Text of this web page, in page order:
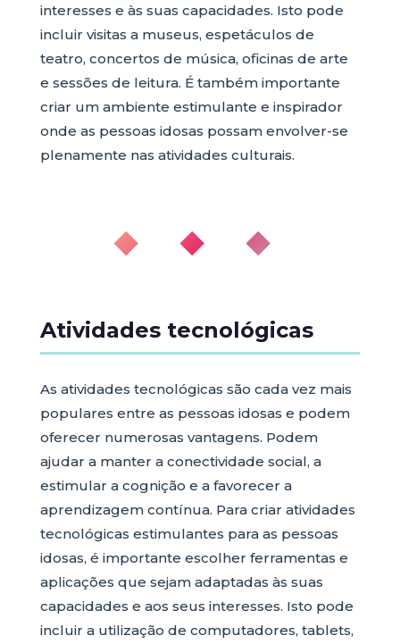
interesses e às suas capacidades. Isto pode
incluir visitas a museus, espetáculos de
teatro, concertos de música, oficinas de arte
e sessões de leitura. É também importante
criar um ambiente estimulante e inspirador
onde as pessoas idosas possam envolver-se
plenamente nas atividades culturais.
◆ ◆ ◆
Atividades tecnológicas
As atividades tecnológicas são cada vez mais
populares entre as pessoas idosas e podem
oferecer numerosas vantagens. Podem
ajudar a manter a conectividade social, a
estimular a cognição e a favorecer a
aprendizagem contínua. Para criar atividades
tecnológicas estimulantes para as pessoas
idosas, é importante escolher ferramentas e
aplicações que sejam adaptadas às suas
capacidades e aos seus interesses. Isto pode
incluir a utilização de computadores, tablets,